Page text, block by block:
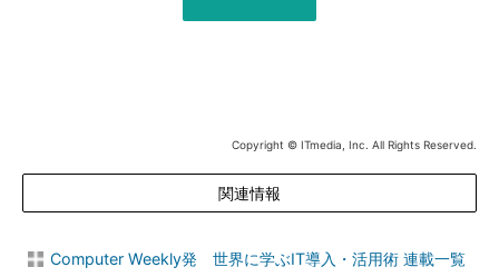
Copyright © ITmedia, Inc. All Rights Reserved.
関連情報
Computer Weekly発 世界に学ぶIT導入・活用術 連載一覧